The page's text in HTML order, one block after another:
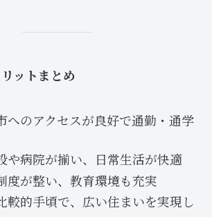
ットまとめ
へのアクセスが良好で通勤・通学
や病院が揃い、日常生活が快適
度が整い、教育環境も充実
較的手頃で、広い住まいを実現し